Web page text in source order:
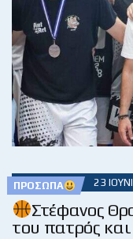
ΠΡΌΣΩΠΑ 23
Στέφανος
του πατρός